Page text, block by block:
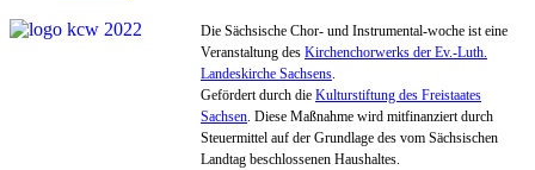
Die Sächsische Chor- und Instrumental-woche ist eine
Veranstaltung des Kirchenchorwerks der Ev.-Luth.
Landeskirche Sachsens.
Gefördert durch die Kulturstiftung des Freistaates
Sachsen. Diese Maßnahme wird mitfinanziert durch
Steuermittel auf der Grundlage des vom Sächsischen
Landtag beschlossenen Haushaltes.